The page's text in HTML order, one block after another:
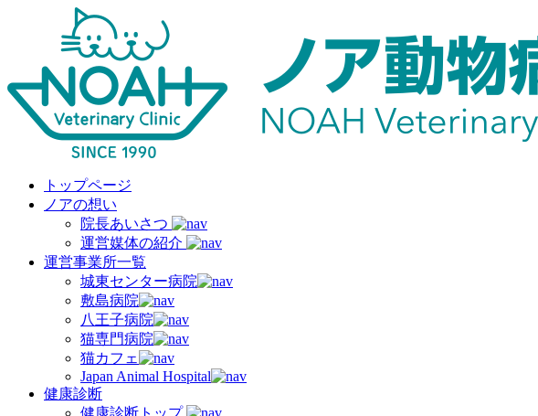
トップページ
ノアの想い
院長あいさつ
運営媒体の紹介
運営事業所一覧
城東センター病院
敷島病院
八王子病院
猫専門病院
猫カフェ
Japan Animal Hospital
健康診断
健康診断トップ